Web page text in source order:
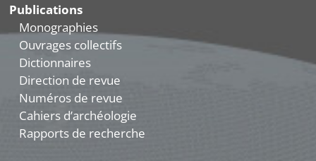
Publications
Monographies
Ouvrages collectifs
Dictionnaires
Direction de revue
Numéros de revue
Cahiers d’archéologie
Rapports de recherche